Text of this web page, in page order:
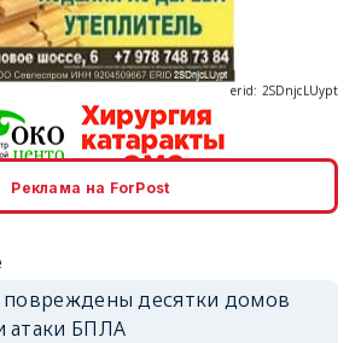
erid: 2SDnjcrDNw6
Реклама на ForPost
повреждены десятки домов
атаки БПЛА